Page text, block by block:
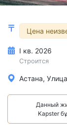
Цена
I кв. 2026
Строится
Астана,
Данный
Kapster